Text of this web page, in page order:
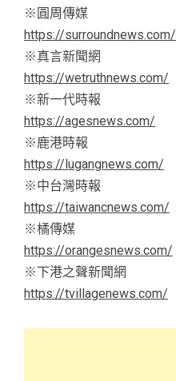
※圓周傳媒
https://surroundnews.com/
※真言新聞網
https://wetruthnews.com/
※新一代時報
https://agesnews.com/
※鹿港時報
https://lugangnews.com/
※中台灣時報
https://taiwancnews.com/
※橘傳媒
https://orangesnews.com/
※下港之聲新聞網
https://tvillagenews.com/